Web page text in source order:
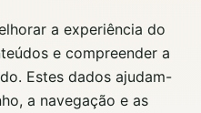
a experiência do
e compreender a
Estes dados ajudam-
a navegação e as